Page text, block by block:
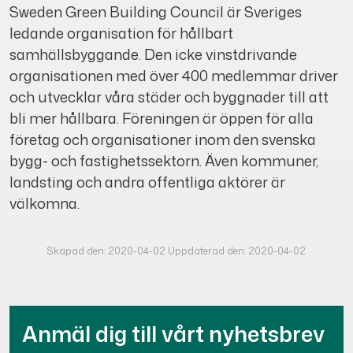
Sweden Green Building Council är Sveriges
ledande organisation för hållbart
samhällsbyggande. Den icke vinstdrivande
organisationen med över 400 medlemmar driver
och utvecklar våra städer och byggnader till att
bli mer hållbara. Föreningen är öppen för alla
företag och organisationer inom den svenska
bygg- och fastighetssektorn. Även kommuner,
landsting och andra offentliga aktörer är
välkomna.
Skapad den: 2020-04-02 Uppdaterad den: 2020-04-02
Anmäl dig till vårt nyhetsbrev